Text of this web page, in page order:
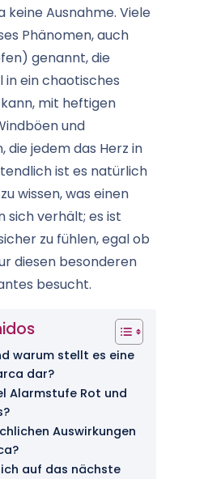
Ausnahme. Viele
Phänomen, auch
genannt, die
in ein chaotisches
mit heftigen
und
die jedem das Herz in
ist es natürlich
wissen, was einen
sich verhält; es ist
zu fühlen, egal ob
diesen besonderen
besucht.
warum stellt es eine
dar?
Alarmstufe Rot und
Auswirkungen
auf das nächste